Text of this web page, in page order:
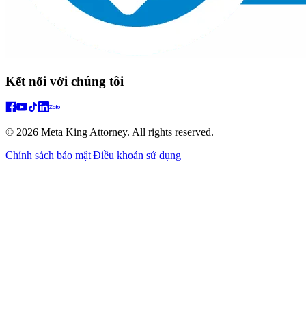
Kết nối với chúng tôi
© 2026 Meta King Attorney. All rights reserved.
Chính sách bảo mật|Điều khoản sử dụng